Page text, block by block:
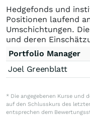
Hedgefonds und
Positionen laufend
Umschichtungen.
und deren
Portfolio Manager
Joel Greenblatt
* Die angegebenen Kurse und
auf den Schlusskurs des
entsprechen dem